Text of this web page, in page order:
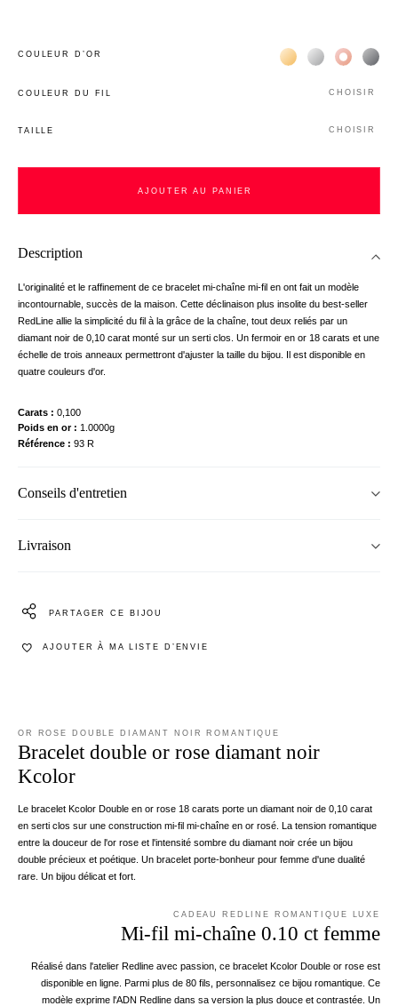
COULEUR D’OR Жёлтое золото 18К
Белое золото
Розовое
COULEUR DU FIL CHOISIR
TAILLE CHOISIR
AJOUTER AU PANIER
Description
L'originalité et le raffinement de ce bracelet mi-chaîne mi-fil en ont fait un modèle
incontournable, succès de la maison. Cette déclinaison plus insolite du best-seller
RedLine allie la simplicité du fil à la grâce de la chaîne, tout deux reliés par un
diamant noir de 0,10 carat monté sur un serti clos. Un fermoir en or 18 carats et une
échelle de trois anneaux permettront d'ajuster la taille du bijou. Il est disponible en
quatre couleurs d'or.
Carats
0,100
Poids en or
1.0000g
Référence
93 R
Conseils d'entretien
Livraison
PARTAGER CE BIJOU
AJOUTER À MA LISTE D’ENVIE
OR ROSE DOUBLE DIAMANT NOIR ROMANTIQUE
Bracelet double or rose diamant noir
Kcolor
Le bracelet Kcolor Double en or rose 18 carats porte un diamant noir de 0,10 carat
en serti clos sur une construction mi-fil mi-chaîne en or rosé. La tension romantique
entre la douceur de l'or rose et l'intensité sombre du diamant noir crée un bijou
double précieux et poétique. Un bracelet porte-bonheur pour femme d'une dualité
rare. Un bijou délicat et fort.
CADEAU REDLINE ROMANTIQUE LUXE
Mi-fil mi-chaîne 0.10 ct femme
Réalisé dans l'atelier Redline avec passion, ce bracelet Kcolor Double or rose est
disponible en ligne. Parmi plus de 80 fils, personnalisez ce bijou romantique. Ce
modèle exprime l'ADN Redline dans sa version la plus douce et contrastée. Un